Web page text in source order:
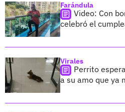
Farándula
Video: Con
celebró el
Virales
Perrito
a su amo que ya